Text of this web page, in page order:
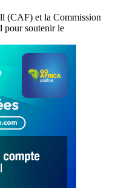
(CAF) et la Commission
pour soutenir le